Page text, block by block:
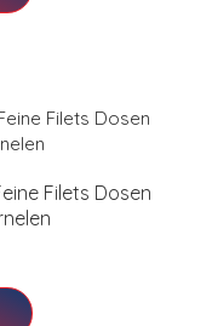
Filets Dosen